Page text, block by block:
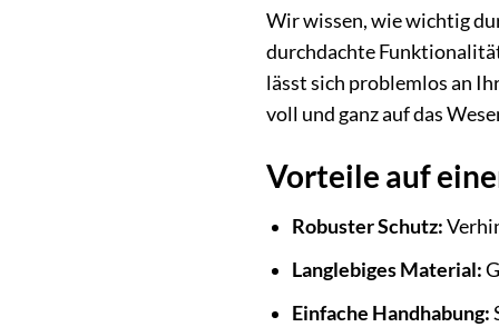
Wir wissen, wie wichtig
durchdachte
lässt sich problemlos an
voll und ganz auf das
Vorteile auf
Robuster Schutz:
Langlebiges Material:
Einfache Handhabung: